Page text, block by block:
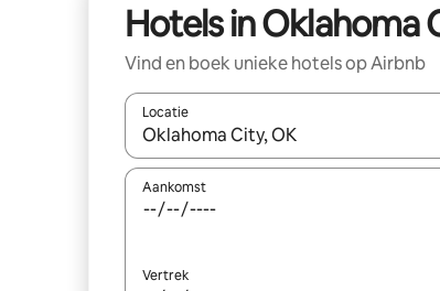
Hotels in Oklahoma
Vind en boek unieke hotels op Airbnb
Locatie
Wanneer er resultaten beschikbaar zijn,
Aankomst
Vertrek